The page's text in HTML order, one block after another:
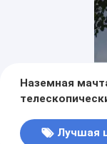
Наземная
Лучшая